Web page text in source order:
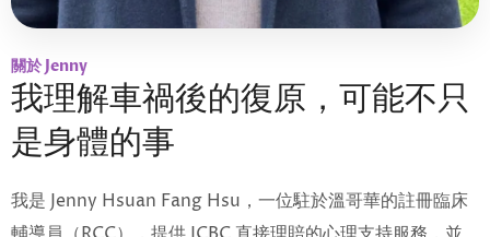
關於 Jenny
我理解車禍後的復原，可能不只
是身體的事
我是 Jenny Hsuan Fang Hsu，一位駐於溫哥華的註冊臨床